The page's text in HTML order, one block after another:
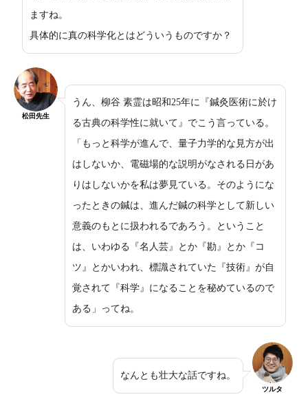
ますね。
具体的に真の科学化とはどういうものですか？
松田先生
うん、柳谷 素霊は昭和25年に『鍼灸医術に於け
る古典の科学性に就いて』でこう言っている。
「もっと科学が進んで、量子力学的な見方が出
はしないか、電磁場的な説明がなされる日があ
りはしないかを私は夢見ている。そのようにな
ったときの鍼は、進んだ鍼の科学として新しい
意義のもとに扱われるであろう。ということ
は、いわゆる『名人芸』とか『勘』とか『コ
ツ』とかいわれ、標識されていた『技術』が自
覚されて『科学』になることを秘めているので
ある」ってね。
なんとも壮大な話ですね。
ツルタ